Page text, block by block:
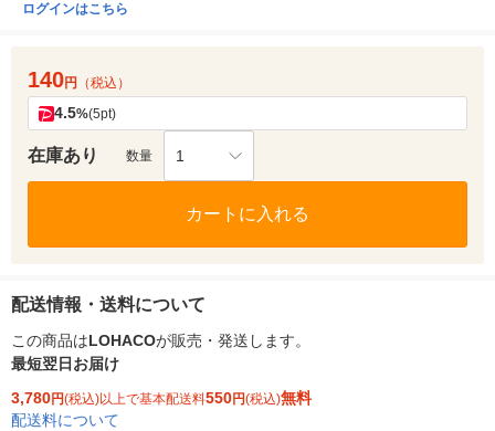
ログインはこちら
140円 （税込）
4.5%(5pt)
在庫あり 数量 1
カートに入れる
配送情報・送料について
この商品はLOHACOが販売・発送します。
最短翌日お届け
3,780円(税込)以上で基本配送料550円(税込)無料
配送料について